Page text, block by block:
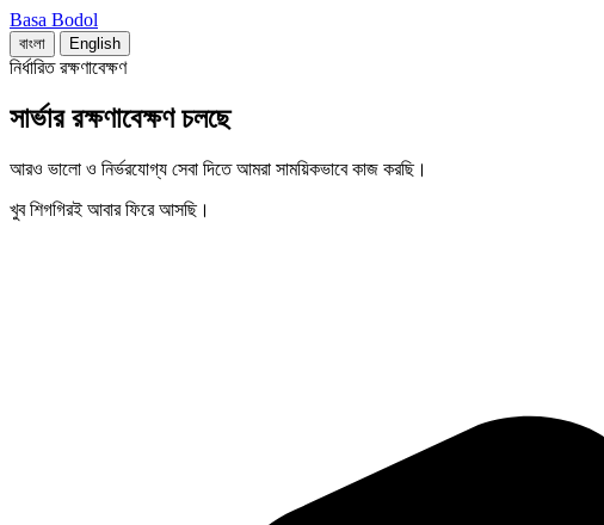
Basa Bodol
বাংলা English
নির্ধারিত রক্ষণাবেক্ষণ
সার্ভার রক্ষণাবেক্ষণ চলছে
আরও ভালো ও নির্ভরযোগ্য সেবা দিতে আমরা সাময়িকভাবে কাজ করছি।
খুব শিগগিরই আবার ফিরে আসছি।